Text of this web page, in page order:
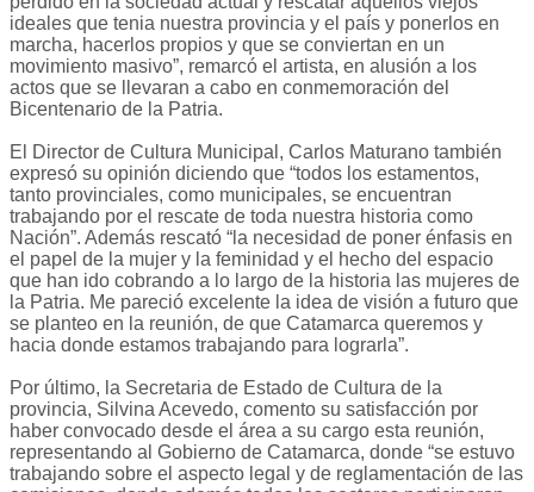
ideales que tenia nuestra provincia y el país y ponerlos en
marcha, hacerlos propios y que se conviertan en un
movimiento masivo”, remarcó el artista, en alusión a los
actos que se llevaran a cabo en conmemoración del
Bicentenario de la Patria.
El Director de Cultura Municipal, Carlos Maturano también
expresó su opinión diciendo que “todos los estamentos,
tanto provinciales, como municipales, se encuentran
trabajando por el rescate de toda nuestra historia como
Nación”. Además rescató “la necesidad de poner énfasis en
el papel de la mujer y la feminidad y el hecho del espacio
que han ido cobrando a lo largo de la historia las mujeres de
la Patria. Me pareció excelente la idea de visión a futuro que
se planteo en la reunión, de que Catamarca queremos y
hacia donde estamos trabajando para lograrla”.
Por último, la Secretaria de Estado de Cultura de la
provincia, Silvina Acevedo, comento su satisfacción por
haber convocado desde el área a su cargo esta reunión,
representando al Gobierno de Catamarca, donde “se estuvo
trabajando sobre el aspecto legal y de reglamentación de las